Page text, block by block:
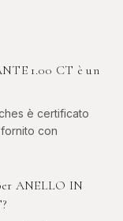
1.00 CT è un
è certificato
con
ANELLO IN